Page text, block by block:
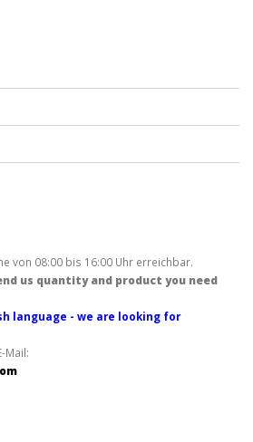
von 08:00 bis 16:00 Uhr erreichbar.
us quantity and product you need
language - we are looking for
Mail: